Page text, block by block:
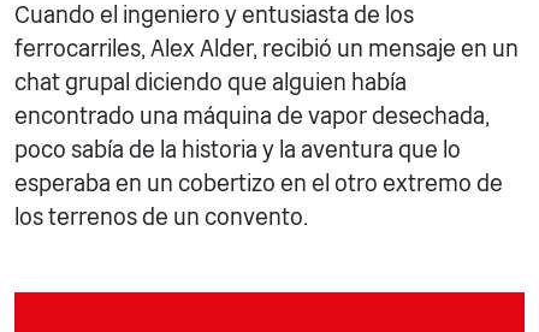
Cuando el ingeniero y entusiasta de los
ferrocarriles, Alex Alder, recibió un mensaje en un
chat grupal diciendo que alguien había
encontrado una máquina de vapor desechada,
poco sabía de la historia y la aventura que lo
esperaba en un cobertizo en el otro extremo de
los terrenos de un convento.